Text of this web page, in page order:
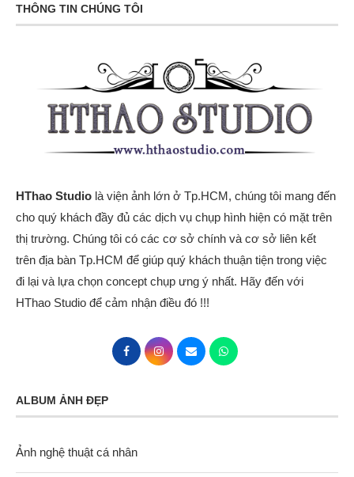
THÔNG TIN CHÚNG TÔI
HThao Studio là viện ảnh lớn ở Tp.HCM, chúng tôi mang đến
cho quý khách đầy đủ các dịch vụ chụp hình hiện có mặt trên
thị trường. Chúng tôi có các cơ sở chính và cơ sở liên kết
trên địa bàn Tp.HCM để giúp quý khách thuận tiện trong việc
đi lại và lựa chọn concept chụp ưng ý nhất. Hãy đến với
HThao Studio để cảm nhận điều đó !!!
ALBUM ẢNH ĐẸP
Ảnh nghệ thuật cá nhân